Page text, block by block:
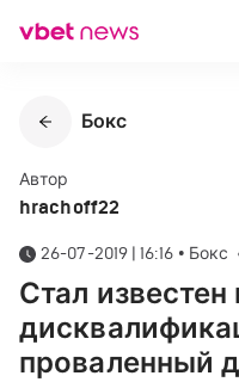
Бокс
Автор
hrachoff22
26-07-2019 | 16:16 • Бокс
Стал
проваленный